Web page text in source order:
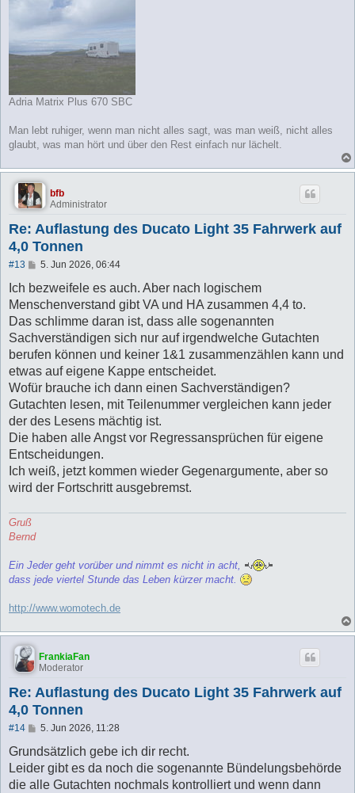
Adria Matrix Plus 670 SBC
Man lebt ruhiger, wenn man nicht alles sagt, was man weiß, nicht alles
glaubt, was man hört und über den Rest einfach nur lächelt.
bfb
Administrator
Re: Auflastung des Ducato Light 35 Fahrwerk auf
4,0 Tonnen
#13
B
i
r
a
5. Jun 2026, 06:44
Ich bezweifele es auch. Aber nach logischem
Menschenverstand gibt VA und HA zusammen 4,4 to.
Das schlimme daran ist, dass alle sogenannten
Sachverständigen sich nur auf irgendwelche Gutachten
berufen können und keiner 1&1 zusammenzählen kann und
etwas auf eigene Kappe entscheidet.
Wofür brauche ich dann einen Sachverständigen?
Gutachten lesen, mit Teilenummer vergleichen kann jeder
der des Lesens mächtig ist.
Die haben alle Angst vor Regressansprüchen für eigene
Entscheidungen.
Ich weiß, jetzt kommen wieder Gegenargumente, aber so
wird der Fortschritt ausgebremst.
Gruß
Bernd
Ein Jeder geht vorüber und nimmt es nicht in acht,
dass jede viertel Stunde das Leben kürzer macht.
http://www.womotech.de
FrankiaFan
Moderator
Re: Auflastung des Ducato Light 35 Fahrwerk auf
4,0 Tonnen
#14
B
i
r
a
5. Jun 2026, 11:28
Grundsätzlich gebe ich dir recht.
Leider gibt es da noch die sogenannte Bündelungsbehörde
die alle Gutachten nochmals kontrolliert und wenn dann